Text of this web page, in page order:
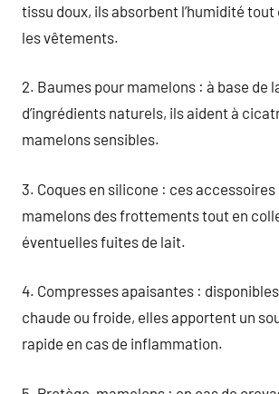
tissu doux, ils absorbent l’humidité
les vêtements.
2. Baumes pour mamelons : à base de
d’ingrédients naturels, ils aident à
mamelons sensibles.
3. Coques en silicone : ces
mamelons des frottements tout en
éventuelles fuites de lait.
4. Compresses apaisantes :
chaude ou froide, elles apportent un
rapide en cas de inflammation.